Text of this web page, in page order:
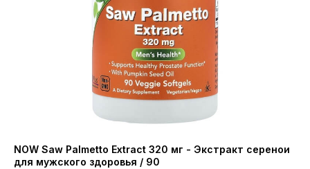
NOW Saw Palmetto Extract 320 мг - Экстракт серенои
для мужского здоровья / 90